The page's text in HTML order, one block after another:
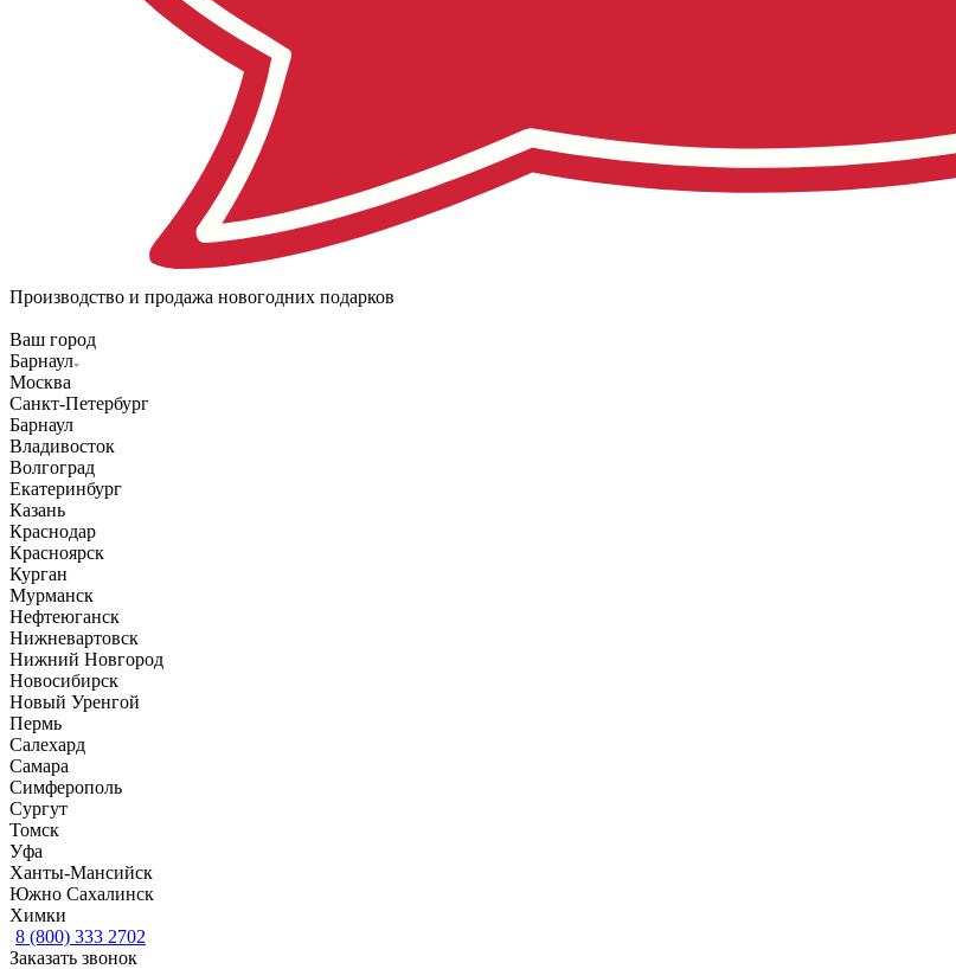
Производство и продажа новогодних подарков
Ваш город
Барнаул
Москва
Санкт-Петербург
Барнаул
Владивосток
Волгоград
Екатеринбург
Казань
Краснодар
Красноярск
Курган
Мурманск
Нефтеюганск
Нижневартовск
Нижний Новгород
Новосибирск
Новый Уренгой
Пермь
Салехард
Самара
Симферополь
Сургут
Томск
Уфа
Ханты-Мансийск
Южно Сахалинск
Химки
8 (800) 333 2702
Заказать звонок